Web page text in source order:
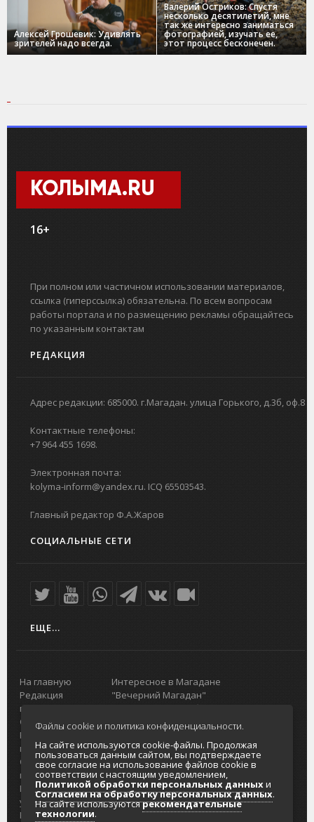
Алексей Грошевик: Удивлять
зрителей надо всегда.
Валерий Остриков: Спустя
несколько десятилетий, мне
так же интересно заниматься
фотографией, изучать ее,
этот процесс бесконечен.
КОЛЫМА.RU
16+
При полном или частичном использовании материалов,
ссылка (гиперссылка) обязательна. По всем вопросам
работы портала и по размещению рекламы обращайтесь
по указанным контактам
РЕДАКЦИЯ
Адрес редакции: 685000. г.Магадан. улица Горького, д.3б, оф.8
Контактные телефоны:
+7 964 455 1698.
Электронная почта:
kolyma-inform@yandex.ru. ICQ 65503543.
Главный редактор Ф.А.Жаров
СОЦИАЛЬНЫЕ СЕТИ
ЕЩЕ...
На главную
Редакция
портала
О проекте
Реклама на
портале
Отзывы и
предложения
Интернет-
услуги
Разработка
Интересное в Магадане
"Вечерний Магадан"
Городская доска объявлений
Реклама
Главный туристический портал
Колымы
Политика в отношении обработки
персональных данных
Согласие на обработку персональных
данных
Файлы cookie и политика конфиденциальности.
На сайте используются cookie-файлы. Продолжая
пользоваться данным сайтом, вы подтверждаете
свое согласие на использование файлов cookie в
соответствии с настоящим уведомлением,
Политикой обработки персональных данныхи
Согласием на обработку персональных данных.
На сайте используютсярекомендательные
технологии.